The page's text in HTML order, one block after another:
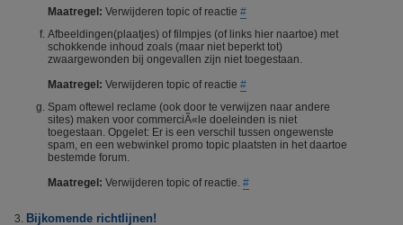
Maatregel: Verwijderen topic of reactie #
Afbeeldingen(plaatjes) of filmpjes (of links hier naartoe) met
schokkende inhoud zoals (maar niet beperkt tot)
zwaargewonden bij ongevallen zijn niet toegestaan.
Maatregel: Verwijderen topic of reactie #
Spam oftewel reclame (ook door te verwijzen naar andere
sites) maken voor commerciÃ«le doeleinden is niet
toegestaan. Opgelet: Er is een verschil tussen ongewenste
spam, en een webwinkel promo topic plaatsten in het daartoe
bestemde forum.
Maatregel: Verwijderen topic of reactie. #
Bijkomende richtlijnen!